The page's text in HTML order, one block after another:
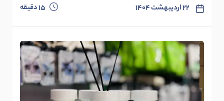
۲۲ اردیبهشت ۱۴۰۴ 15دقیقه